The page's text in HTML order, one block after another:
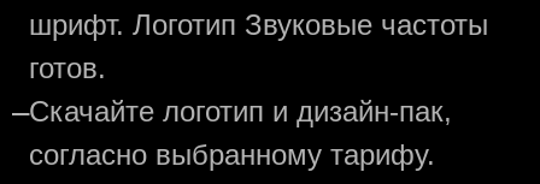
шрифт. Логотип Звуковые частоты
готов.
—Скачайте логотип и дизайн-пак,
согласно выбранному тарифу.